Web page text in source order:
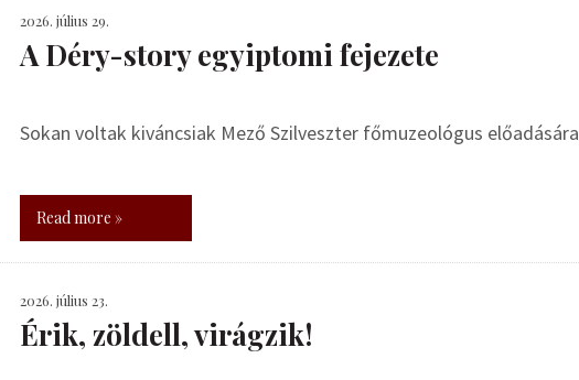
2026. július 29.
A Déry-story egyiptomi fejezete
Sokan voltak kiváncsiak Mező Szilveszter főmuzeológus előadására
Read more »
2026. július 23.
Érik, zöldell, virágzik!